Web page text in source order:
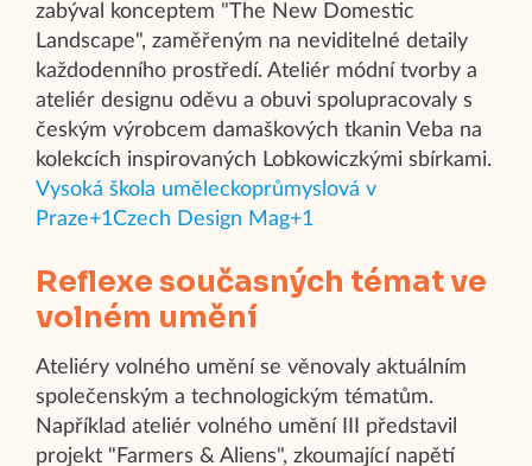
zabýval konceptem "The New Domestic
Landscape", zaměřeným na neviditelné detaily
každodenního prostředí. Ateliér módní tvorby a
ateliér designu oděvu a obuvi spolupracovaly s
českým výrobcem damaškových tkanin Veba na
kolekcích inspirovaných Lobkowiczkými sbírkami.​
Vysoká škola uměleckoprůmyslová v
Praze+1Czech Design Mag+1
Reflexe současných témat ve
volném umění
Ateliéry volného umění se věnovaly aktuálním
společenským a technologickým tématům.
Například ateliér volného umění III představil
projekt "Farmers & Aliens", zkoumající napětí